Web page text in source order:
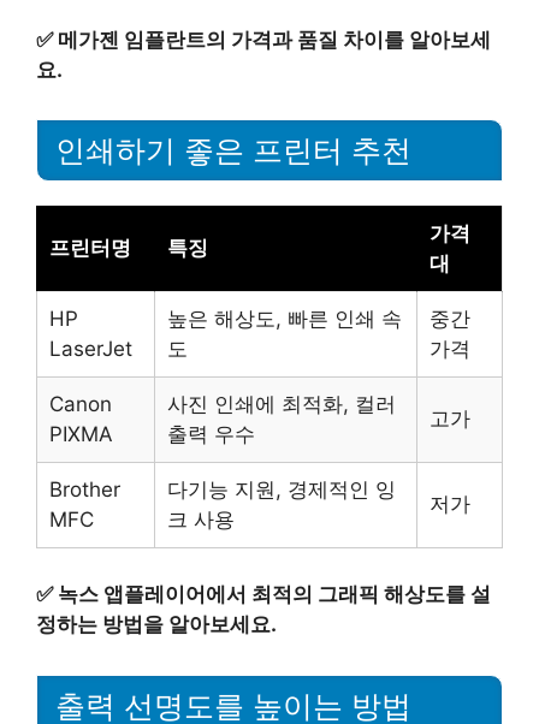
✅ 메가젠 임플란트의 가격과 품질 차이를 알아보세
요.
인쇄하기 좋은 프린터 추천
프린터명 특징
가격
대
HP
LaserJet
높은 해상도, 빠른 인쇄 속
도
중간
가격
Canon
PIXMA
사진 인쇄에 최적화, 컬러
출력 우수
고가
Brother
MFC
다기능 지원, 경제적인 잉
크 사용
저가
✅ 녹스 앱플레이어에서 최적의 그래픽 해상도를 설
정하는 방법을 알아보세요.
출력 선명도를 높이는 방법